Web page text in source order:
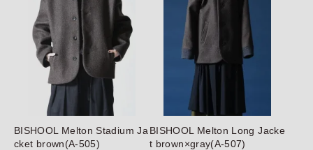
BISHOOL Melton Stadium Ja
cket brown(A-505)
BISHOOL Melton Long Jacke
t brown×gray(A-507)